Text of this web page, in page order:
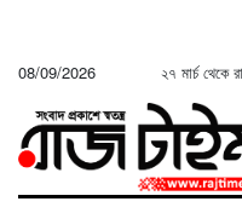
08/09/2026 ২৭ মার্চ থেকে